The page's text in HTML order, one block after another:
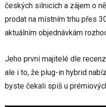
českých silnicích a zájem o
prodat na místním trhu přes
aktuálním objednávkám
Jeho první majitelé dle
ale i to, že plug-in hybrid
byste čekali spíš u